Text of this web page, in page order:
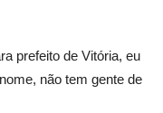
prefeito de Vitória, eu
não tem gente de